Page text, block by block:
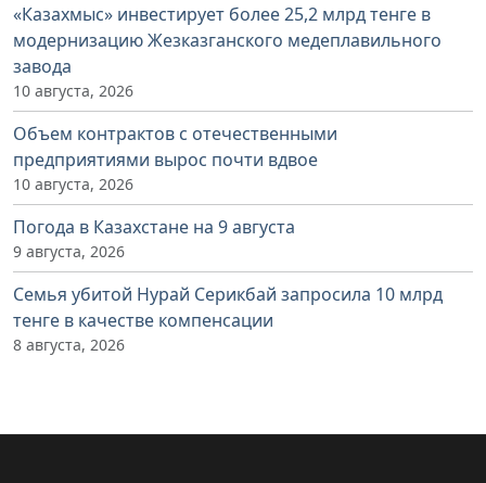
«Казахмыс» инвестирует более 25,2 млрд тенге в
модернизацию Жезказганского медеплавильного
завода
10 августа, 2026
Объем контрактов с отечественными
предприятиями вырос почти вдвое
10 августа, 2026
Погода в Казахстане на 9 августа
9 августа, 2026
Семья убитой Нурай Серикбай запросила 10 млрд
тенге в качестве компенсации
8 августа, 2026